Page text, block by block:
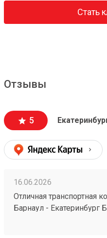
Стать
Отзывы
5
16.06.2026
Отличная транспортная
Барнаул - Екатеринбург